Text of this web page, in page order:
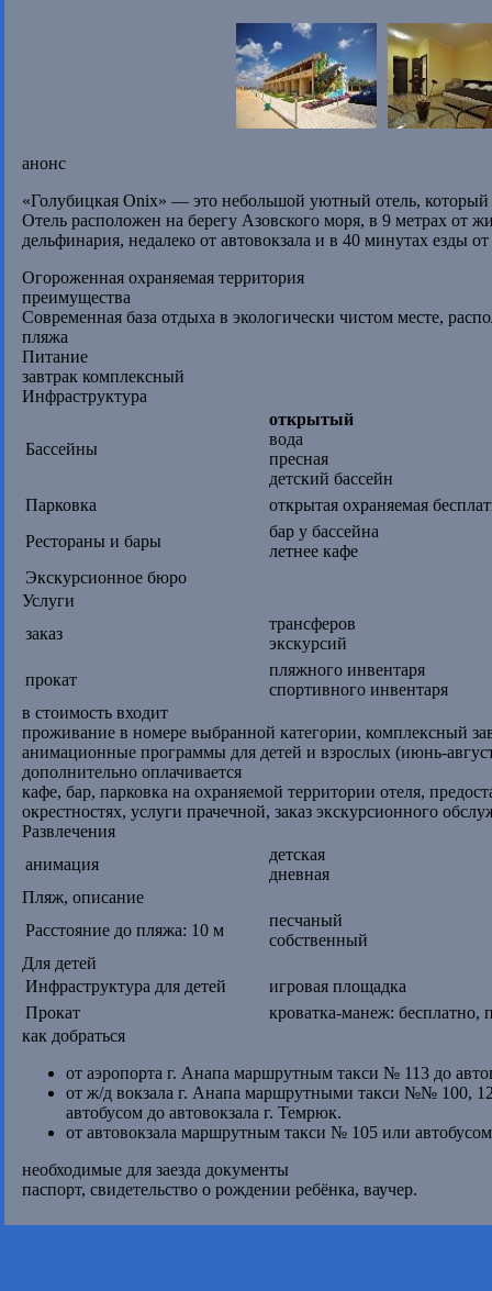
анонс
«Голубицкая Onix» — это небольшой уютный отель, который
Отель расположен на берегу Азовского моря, в 9 метрах от
дельфинария, недалеко от автовокзала и в 40 минутах езды
Огороженная охраняемая территория
преимущества
Современная база отдыха в экологически чистом месте,
пляжа
Питание
завтрак комплексный
Инфраструктура
Бассейны
открытый
вода
пресная
детский бассейн
Парковка
открытая охраняемая
Рестораны и бары
бар у бассейна
летнее кафе
Экскурсионное бюро
Услуги
заказ
трансферов
экскурсий
прокат
пляжного инвентаря
спортивного инвентаря
в стоимость входит
проживание в номере выбранной категории, комплексный
анимационные программы для детей и взрослых (июнь-
дополнительно оплачивается
кафе, бар, парковка на охраняемой территории отеля,
окрестностях, услуги прачечной, заказ экскурсионного
Развлечения
анимация
детская
дневная
Пляж, описание
Расстояние до пляжа: 10 м
песчаный
собственный
Для детей
Инфраструктура для детей
игровая площадка
Прокат
кроватка-манеж: бесплатно,
как добраться
от аэропорта г. Анапа маршрутным такси № 113 до
от ж/д вокзала г. Анапа маршрутными такси №№ 100,
автобусом до автовокзала г. Темрюк.
от автовокзала маршрутным такси № 105 или
необходимые для заезда документы
паспорт, свидетельство о рождении ребёнка, ваучер.